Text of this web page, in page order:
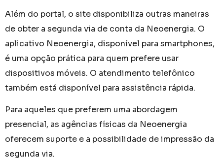
Além do portal, o site disponibiliza outras maneiras
de obter a segunda via de conta da Neoenergia. O
aplicativo Neoenergia, disponível para smartphones,
é uma opção prática para quem prefere usar
dispositivos móveis. O atendimento telefônico
também está disponível para assistência rápida.
Para aqueles que preferem uma abordagem
presencial, as agências físicas da Neoenergia
oferecem suporte e a possibilidade de impressão da
segunda via.